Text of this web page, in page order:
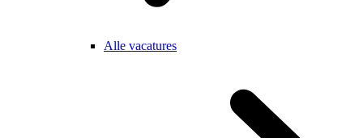
Alle vacatures